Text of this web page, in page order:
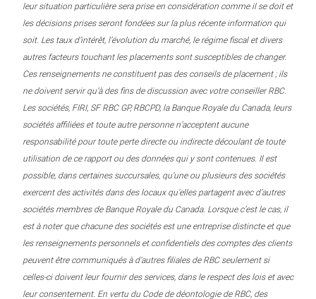
leur situation particulière sera prise en considération comme il se doit et
les décisions prises seront fondées sur la plus récente information qui
soit. Les taux d’intérêt, l’évolution du marché, le régime fiscal et divers
autres facteurs touchant les placements sont susceptibles de changer.
Ces renseignements ne constituent pas des conseils de placement ; ils
ne doivent servir qu’à des fins de discussion avec votre conseiller RBC.
Les sociétés, FIRI, SF RBC GP, RBCPD, la Banque Royale du Canada, leurs
sociétés affiliées et toute autre personne n’acceptent aucune
responsabilité pour toute perte directe ou indirecte découlant de toute
utilisation de ce rapport ou des données qui y sont contenues. Il est
possible, dans certaines succursales, qu’une ou plusieurs des sociétés
exercent des activités dans des locaux qu’elles partagent avec d’autres
sociétés membres de Banque Royale du Canada. Lorsque c’est le cas, il
est à noter que chacune des sociétés est une entreprise distincte et que
les renseignements personnels et confidentiels des comptes des clients
peuvent être communiqués à d’autres filiales de RBC seulement si
celles-ci doivent leur fournir des services, dans le respect des lois et avec
leur consentement. En vertu du Code de déontologie de RBC, des